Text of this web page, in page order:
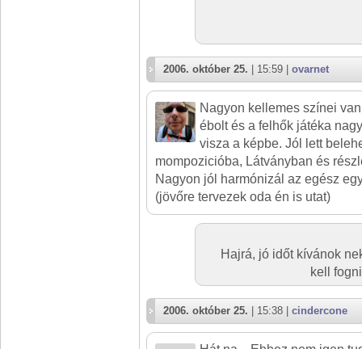
2006. október 25. | 15:59 | ovarnet
Nagyon kellemes színei
ébolt és a felhők játéka
visza a képbe. Jól lett
mompozicióba, Látványban és
Nagyon jól harmónizál az egész
(jövőre tervezek oda én is utat)
Hajrá, jó időt kívánok
kell
2006. október 25. | 15:38 | cindercone